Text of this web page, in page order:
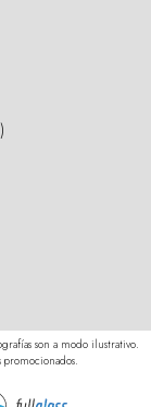
son a modo ilustrativo.
promocionados.